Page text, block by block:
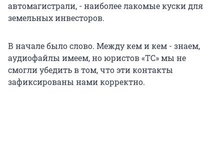
автомагистрали, - наиболее лакомые куски для
земельных инвесторов.
В начале было слово. Между кем и кем - знаем,
аудиофайлы имеем, но юристов «ТС» мы не
смогли убедить в том, что эти контакты
зафиксированы нами корректно.